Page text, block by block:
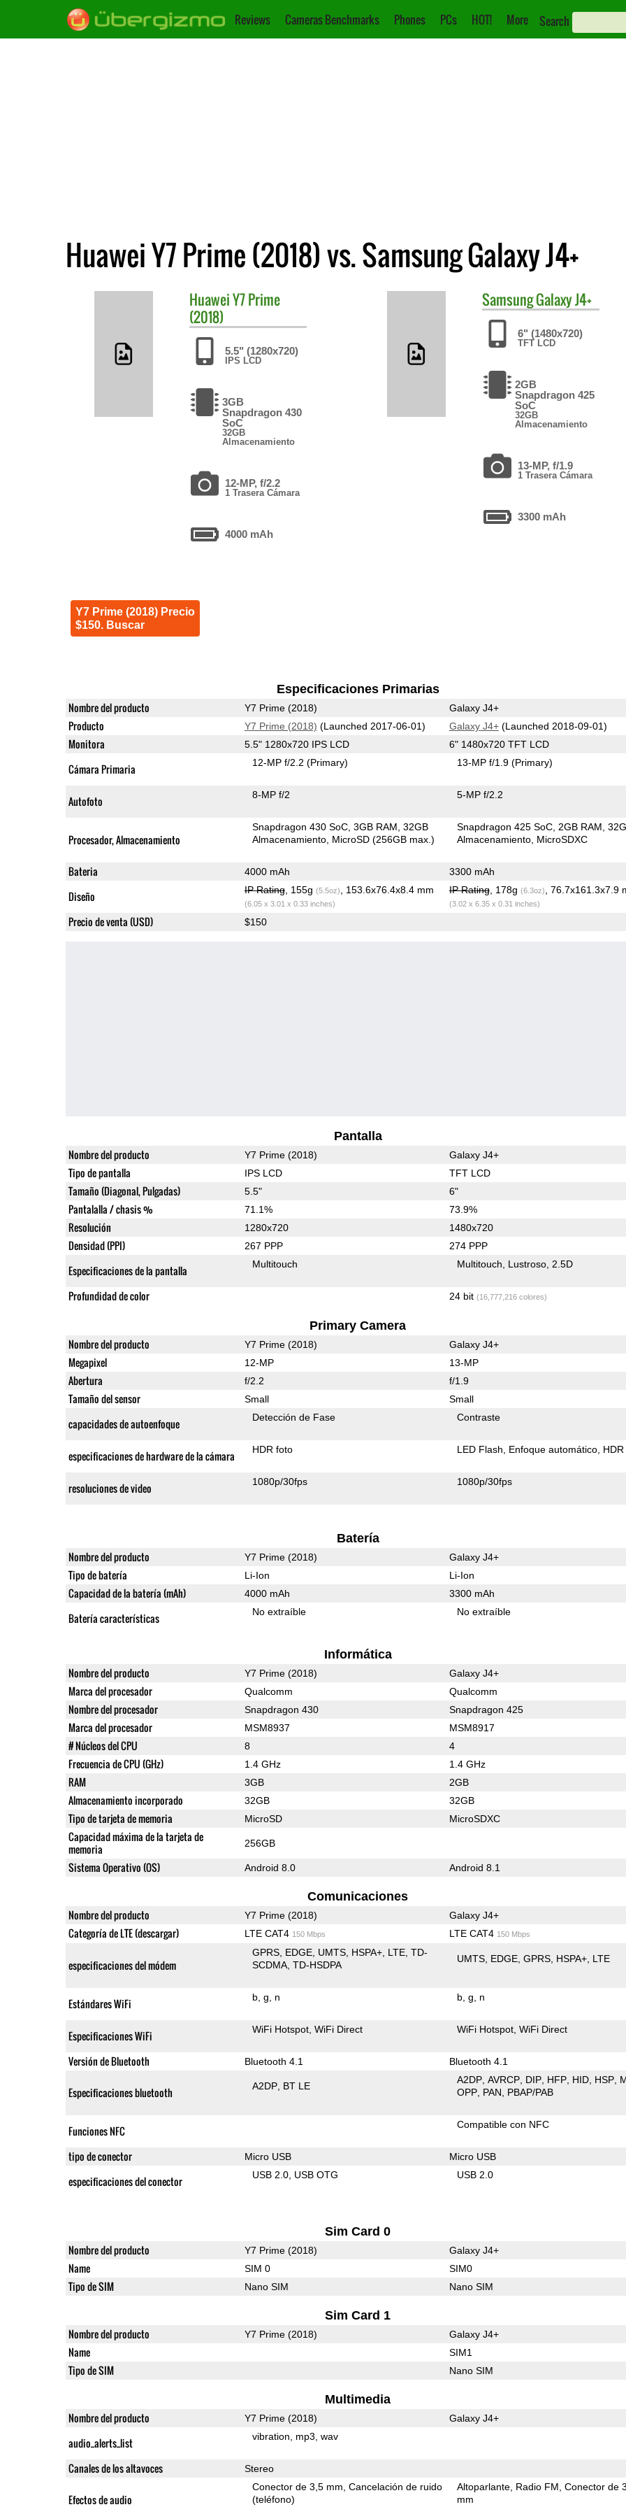
Reviews Cameras Benchmarks Phones PCs HOT! More Search
Huawei Y7 Prime (2018) vs. Samsung Galaxy J4+
HuaweiY7 Prime
(2018)
5.5" (1280x720)
IPS LCD
3GB
Snapdragon 430
SoC
32GB
Almacenamiento
12-MP, f/2.2
1 Trasera Cámara
4000 mAh
Y7 Prime (2018) Precio
$150. Buscar
SamsungGalaxy J4+
6" (1480x720)
TFT LCD
2GB
Snapdragon 425
SoC
32GB
Almacenamiento
13-MP, f/1.9
1 Trasera Cámara
3300 mAh
Especificaciones Primarias
Nombre del producto Y7 Prime (2018) Galaxy J4+
Producto Y7 Prime (2018) (Launched 2017-06-01) Galaxy J4+(Launched 2018-09-01)
Monitora 5.5" 1280x720 IPS LCD 6" 1480x720 TFT LCD
Cámara Primaria 12-MP f/2.2(Primary) 13-MP f/1.9(Primary)
Autofoto 8-MP f/2 5-MP f/2.2
Procesador, Almacenamiento
Snapdragon 430 SoC 3GB RAM 32GB
Almacenamiento MicroSD (256GB max.)
Snapdragon 425 SoC 2GB RAM
Almacenamiento MicroSDXC
Bateria 4000 mAh 3300 mAh
Diseño IP Rating, 155g (5.5oz) , 153.6x76.4x8.4 mm
(6.05 x 3.01 x 0.33 inches)
IP Rating, 178g (6.3oz) , 76.7x161.3x7.9
(3.02 x 6.35 x 0.31 inches)
Precio de venta (USD) $150
Pantalla
Nombre del producto Y7 Prime (2018) Galaxy J4+
Tipo de pantalla IPS LCD TFT LCD
Tamaño (Diagonal, Pulgadas) 5.5" 6"
Pantalalla / chasis % 71.1% 73.9%
Resolución 1280x720 1480x720
Densidad (PPI) 267 PPP 274 PPP
Especificaciones de la pantalla Multitouch Multitouch Lustroso 2.5D
Profundidad de color 24 bit (16,777,216 colores)
Primary Camera
Nombre del producto Y7 Prime (2018) Galaxy J4+
Megapixel 12-MP 13-MP
Abertura f/2.2 f/1.9
Tamaño del sensor Small Small
capacidades de autoenfoque Detección de Fase Contraste
especificaciones de hardware de la cámara HDR foto LED Flash Enfoque automático
resoluciones de video 1080p/30fps 1080p/30fps
Batería
Nombre del producto Y7 Prime (2018) Galaxy J4+
Tipo de batería Li-Ion Li-Ion
Capacidad de la batería (mAh) 4000 mAh 3300 mAh
Batería características No extraíble No extraíble
Informática
Nombre del producto Y7 Prime (2018) Galaxy J4+
Marca del procesador Qualcomm Qualcomm
Nombre del procesador Snapdragon 430 Snapdragon 425
Marca del procesador MSM8937 MSM8917
# Núcleos del CPU 8 4
Frecuencia de CPU (GHz) 1.4 GHz 1.4 GHz
RAM 3GB 2GB
Almacenamiento incorporado 32GB 32GB
Tipo de tarjeta de memoria MicroSD MicroSDXC
Capacidad máxima de la tarjeta de
memoria
256GB
Sistema Operativo (OS) Android 8.0 Android 8.1
Comunicaciones
Nombre del producto Y7 Prime (2018) Galaxy J4+
Categoría de LTE (descargar) LTE CAT4 150 Mbps LTE CAT4 150 Mbps
especificaciones del módem
GPRS EDGE UMTS HSPA+ LTE TD-
SCDMA TD-HSDPA
UMTS EDGE GPRS HSPA+ LTE
Estándares WiFi b g n b g n
Especificaciones WiFi WiFi Hotspot WiFi Direct WiFi Hotspot WiFi Direct
Versión de Bluetooth Bluetooth 4.1 Bluetooth 4.1
Especificaciones bluetooth A2DP BT LE
A2DP AVRCP DIP HFP HID HSP
OPP PAN PBAP/PAB
Funciones NFC Compatible con NFC
tipo de conector Micro USB Micro USB
especificaciones del conector USB 2.0 USB OTG USB 2.0
Sim Card 0
Nombre del producto Y7 Prime (2018) Galaxy J4+
Name SIM 0 SIM0
Tipo de SIM Nano SIM Nano SIM
Sim Card 1
Nombre del producto Y7 Prime (2018) Galaxy J4+
Name SIM1
Tipo de SIM Nano SIM
Multimedia
Nombre del producto Y7 Prime (2018) Galaxy J4+
audio_alerts_list vibration mp3 wav
Canales de los altavoces Stereo
Efectos de audio
Conector de 3,5 mm Cancelación de ruido
(teléfono)
Altoparlante Radio FM Conector de
mm